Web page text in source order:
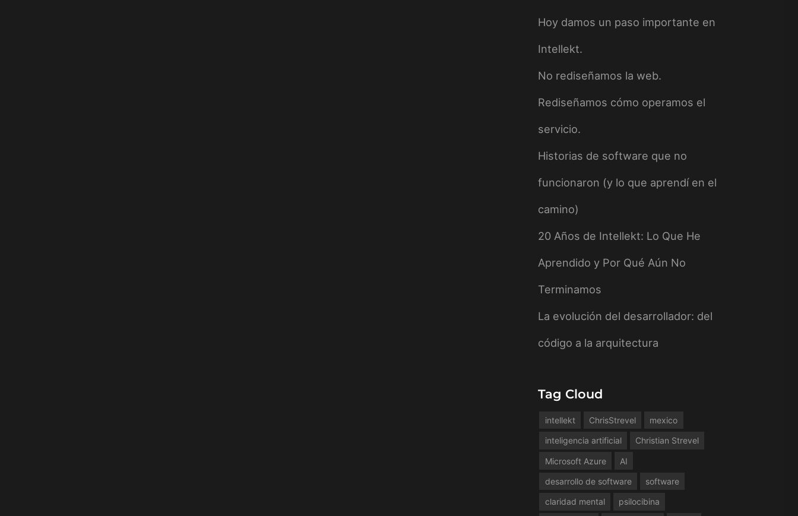
Hoy damos un paso importante en
Intellekt.
No rediseñamos la web.
Rediseñamos cómo operamos el
servicio.
Historias de software que no
funcionaron (y lo que aprendí en el
camino)
20 Años de Intellekt: Lo Que He
Aprendido y Por Qué Aún No
Terminamos
La evolución del desarrollador: del
código a la arquitectura
Tag Cloud
intellekt ChrisStrevel mexico
inteligencia artificial Christian Strevel
Microsoft Azure AI
desarrollo de software software
claridad mental psilocibina